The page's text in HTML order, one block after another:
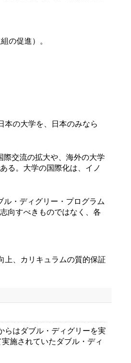
の促進）。
本の大学を、日本のみなら
交流の拡大や、海外の大学
る。大学の国際化は、イノ
・ディグリー・プログラム
向すべきものではなく、各
、カリキュラムの質的保証
らはダブル・ディグリーを実
施されていたダブル・ディ